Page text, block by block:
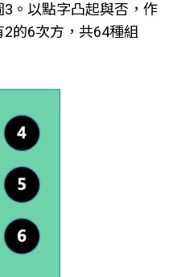
。以點字凸起與否，作
的6次方，共64種組